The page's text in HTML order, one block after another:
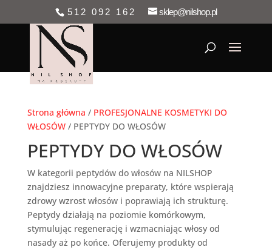
512 092 162 sklep@nilshop.pl
Strona główna / PROFESJONALNE KOSMETYKI DO
WŁOSÓW/ PEPTYDY DO WŁOSÓW
PEPTYDY DO WŁOSÓW
W kategorii peptydów do włosów na NILSHOP
znajdziesz innowacyjne preparaty, które wspierają
zdrowy wzrost włosów i poprawiają ich strukturę.
Peptydy działają na poziomie komórkowym,
stymulując regenerację i wzmacniając włosy od
nasady aż po końce. Oferujemy produkty od